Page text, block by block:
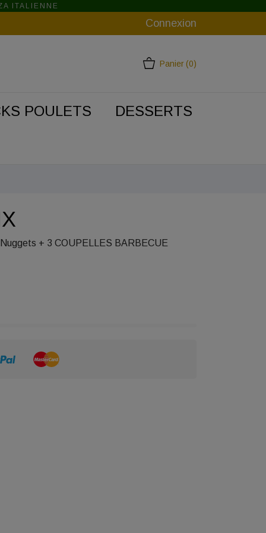
ITALIENNE
Connexion
Panier(0)
POULETS DESSERTS
+ 3 COUPELLES BARBECUE